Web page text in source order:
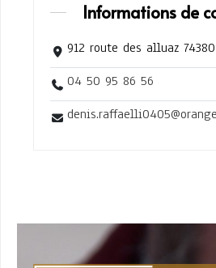
Informations de
912 route des alluaz 74380
04 50 95 86 56